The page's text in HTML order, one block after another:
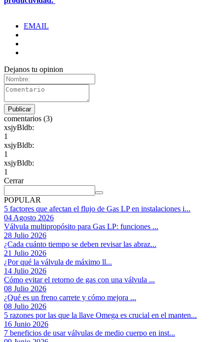
EMAIL
Dejanos tu opinion
comentarios (3)
xsjyBldb:
1
xsjyBldb:
1
xsjyBldb:
1
Cerrar
POPULAR
5 factores que afectan el flujo de Gas LP en instalaciones i...
04 Agosto 2026
Válvula multipropósito para Gas LP: funciones ...
28 Julio 2026
¿Cada cuánto tiempo se deben revisar las abraz...
21 Julio 2026
¿Por qué la válvula de máximo ll...
14 Julio 2026
Cómo evitar el retorno de gas con una válvula ...
08 Julio 2026
¿Qué es un freno carrete y cómo mejora ...
08 Julio 2026
5 razones por las que la llave Omega es crucial en el manten...
16 Junio 2026
7 beneficios de usar válvulas de medio cuerpo en inst...